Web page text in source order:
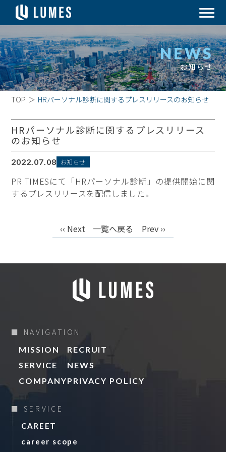
NEWS
お知らせ
TOP ＞ HRパーソナル診断に関するプレスリリースのお知らせ
HRパーソナル診断に関するプレスリリース
のお知らせ
2022.07.08 お知らせ
PR TIMESにて「HRパーソナル診断」の提供開始に関
するプレスリリースを配信しました。
‹‹ Next 一覧へ戻る Prev ››
■ NAVIGATION
MISSION
SERVICE
COMPANY
RECRUIT
NEWS
PRIVACY POLICY
■ SERVICE
CAREET
career scope